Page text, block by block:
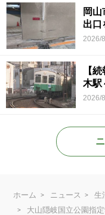
岡
出
2026/
【
木駅
2026/
ホーム ニュース
生
大山隠岐国立公園指